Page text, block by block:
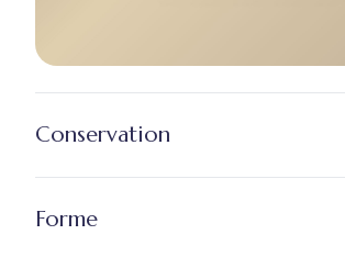
Conservation
Forme